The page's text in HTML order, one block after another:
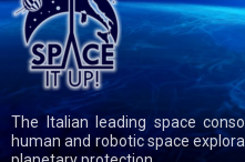
The Italian leading space
human and robotic space